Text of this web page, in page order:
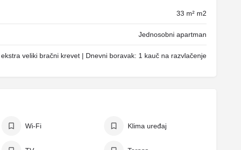
33 m² m2
Jednosobni apartman
veliki bračni krevet | Dnevni boravak: 1 kauč na razvlačenje
Wi-Fi Klima uređaj